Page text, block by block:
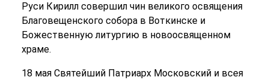
Руси Кирилл совершил чин великого освящения
Благовещенского собора в Воткинске и
Божественную литургию в новоосвященном
храме.
18 мая Святейший Патриарх Московский и всея